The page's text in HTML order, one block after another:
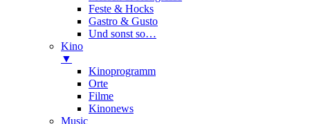
Feste & Hocks
Gastro & Gusto
Und sonst so…
Kino
▼
Kinoprogramm
Orte
Filme
Kinonews
Music